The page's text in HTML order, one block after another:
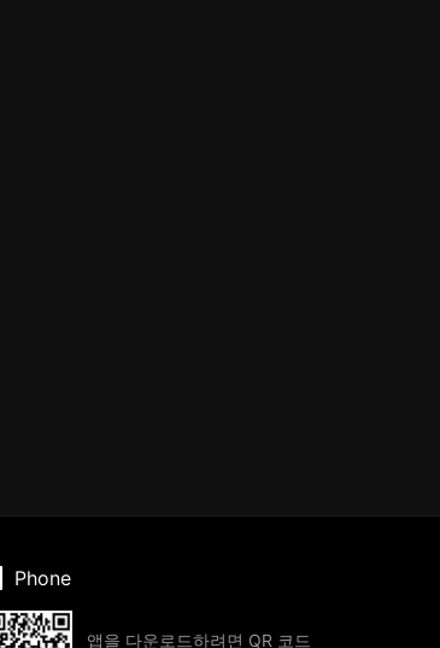
Phone
앱을 다운로드하려면 QR 코드